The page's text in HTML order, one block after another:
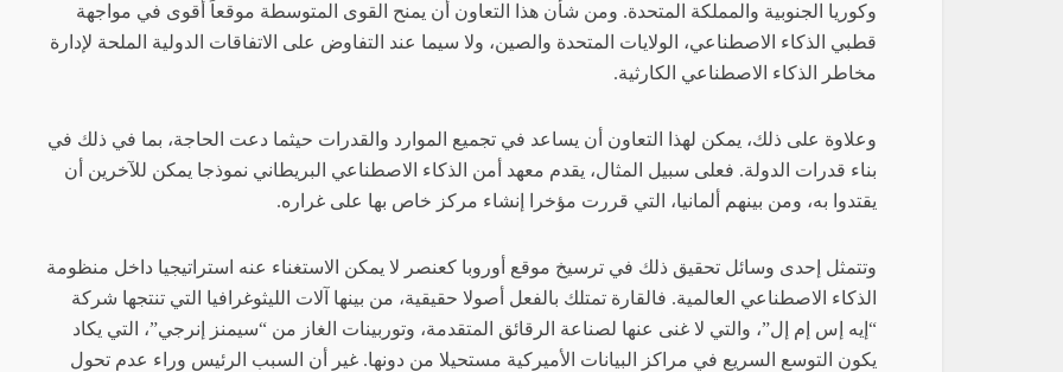
وكوريا الجنوبية والمملكة المتحدة. ومن شأن هذا التعاون أن يمنح القوى المتوسطة موقعاً أقوى في مواجهة
قطبي الذكاء الاصطناعي، الولايات المتحدة والصين، ولا سيما عند التفاوض على الاتفاقات الدولية الملحة لإدارة
مخاطر الذكاء الاصطناعي الكارثية.
وعلاوة على ذلك، يمكن لهذا التعاون أن يساعد في تجميع الموارد والقدرات حيثما دعت الحاجة، بما في ذلك في
بناء قدرات الدولة. فعلى سبيل المثال، يقدم معهد أمن الذكاء الاصطناعي البريطاني نموذجا يمكن للآخرين أن
يقتدوا به، ومن بينهم ألمانيا، التي قررت مؤخرا إنشاء مركز خاص بها على غراره.
وتتمثل إحدى وسائل تحقيق ذلك في ترسيخ موقع أوروبا كعنصر لا يمكن الاستغناء عنه استراتيجيا داخل منظومة
الذكاء الاصطناعي العالمية. فالقارة تمتلك بالفعل أصولا حقيقية، من بينها آلات الليثوغرافيا التي تنتجها شركة
“إيه إس إم إل”، والتي لا غنى عنها لصناعة الرقائق المتقدمة، وتوربينات الغاز من “سيمنز إنرجي”، التي يكاد
يكون التوسع السريع في مراكز البيانات الأميركية مستحيلا من دونها. غير أن السبب الرئيس وراء عدم تحول